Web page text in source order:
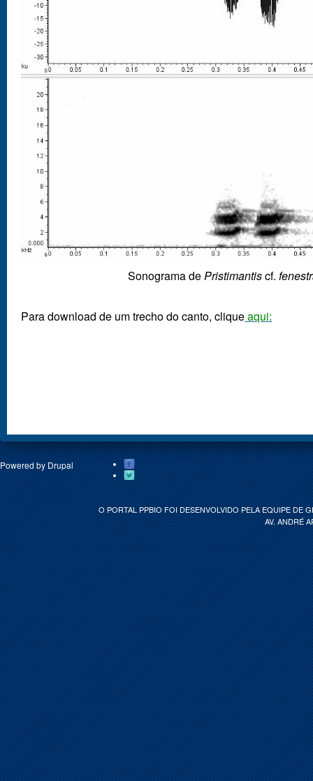
Sonograma dePristimantiscf.
Para download de um trecho do canto, cliqueaqui:
Powered by Drupal
O PORTAL PPBIO FOI DESENVOLVIDO PELA EQUIPE DE
AV. ANDRÉ